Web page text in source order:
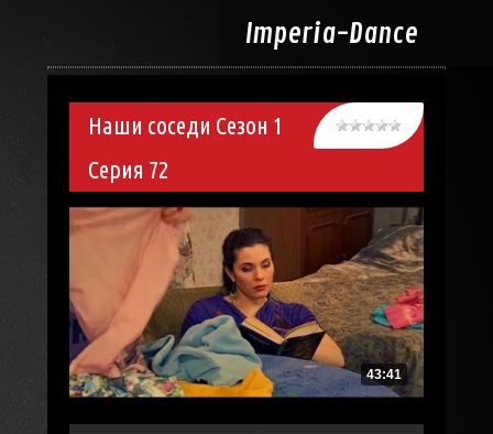
Imperia-Dance
Наши соседи Сезон 1
Серия 72
43:41